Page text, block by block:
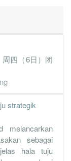
1 2024-03-
4
2023-12-
4
2022-12-
四（6日）闭
strategik
melancarkan
sebagai
hala tuju